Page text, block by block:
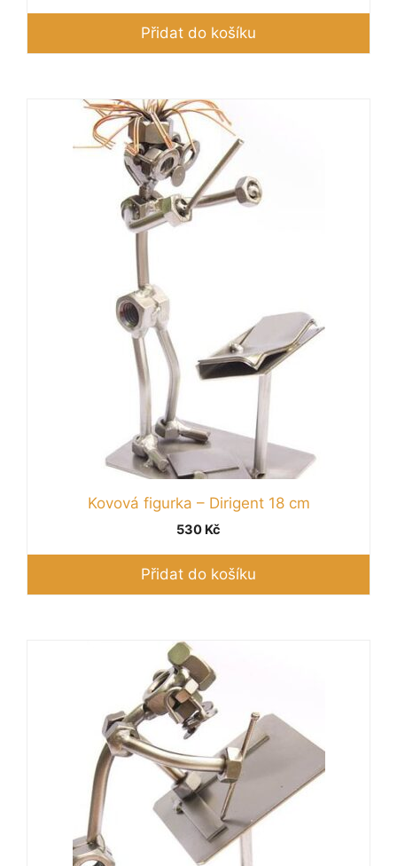
Přidat do košíku
Kovová figurka – Dirigent 18 cm
530 Kč
Přidat do košíku